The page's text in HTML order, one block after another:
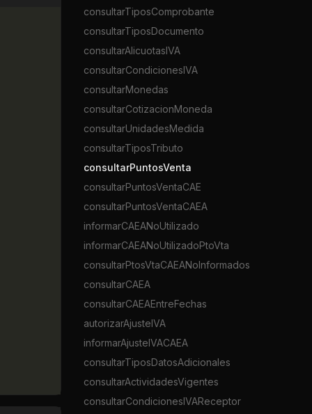
consultarTiposComprobante
consultarTiposDocumento
consultarAlicuotasIVA
consultarCondicionesIVA
consultarMonedas
consultarCotizacionMoneda
consultarUnidadesMedida
consultarTiposTributo
consultarPuntosVenta
consultarPuntosVentaCAE
consultarPuntosVentaCAEA
informarCAEANoUtilizado
informarCAEANoUtilizadoPtoVta
consultarPtosVtaCAEANoInformados
consultarCAEA
consultarCAEAEntreFechas
autorizarAjusteIVA
informarAjusteIVACAEA
consultarTiposDatosAdicionales
consultarActividadesVigentes
consultarCondicionesIVAReceptor